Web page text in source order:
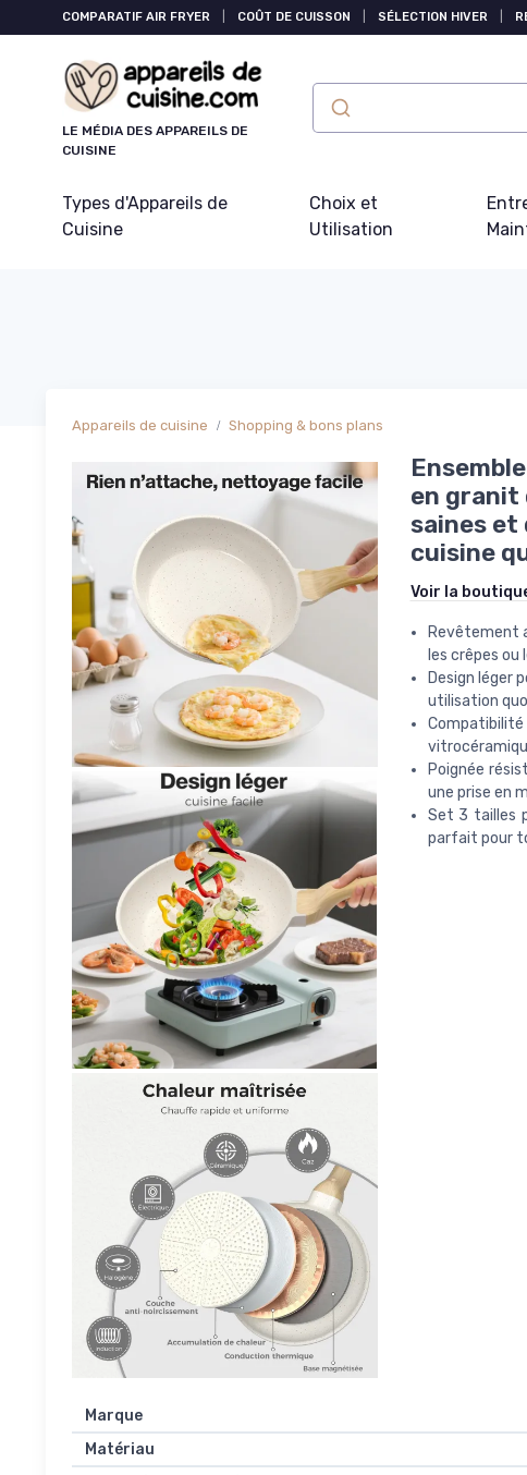
COMPARATIF AIR FRYER COÛT DE CUISSON SÉLECTION HIVER
LE MÉDIA DES APPAREILS DE
CUISINE
Types d'Appareils de
Cuisine
Choix et
Utilisation
Appareils de cuisine Shopping & bons plans
en granit
saines et
cuisine
Voir la
Revêtement
les crêpes
Design léger
utilisation
Poignée
une prise en
Set 3 tailles
parfait pour
Marque
Matériau
Panneau de gestion des cookies